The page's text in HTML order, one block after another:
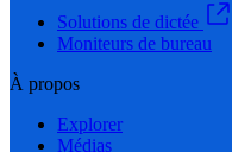
Solutions de dictée
Moniteurs de bureau
À propos
Explorer
Médias